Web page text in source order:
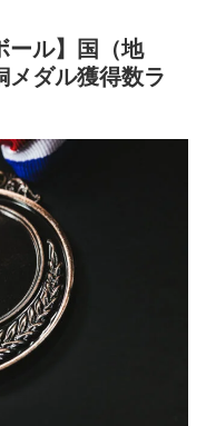
ール】国（地
メダル獲得数ラ